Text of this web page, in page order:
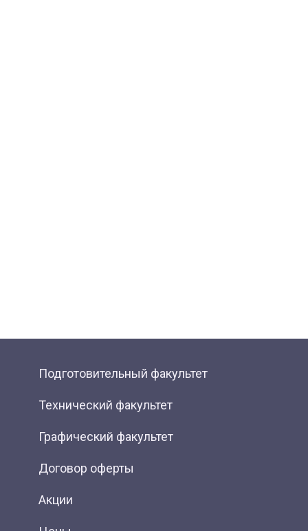
Подготовительный факультет
Технический факультет
Графический факультет
Договор оферты
Акции